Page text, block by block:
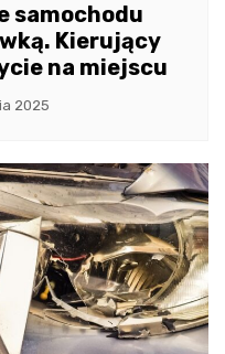
samochodu
Kierujący
na miejscu
2025